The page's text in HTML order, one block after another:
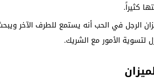
كثيراً.
الرجل في الحب أنه يستمع للطرف الآخر
لتسوية الأمور مع الشريك.